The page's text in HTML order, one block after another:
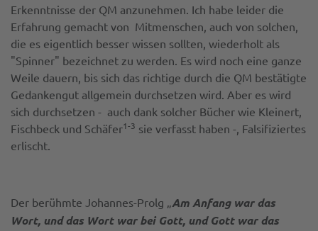
Erkenntnisse der QM anzunehmen. Ich habe leider die
Erfahrung gemacht von Mitmenschen, auch von solchen,
die es eigentlich besser wissen sollten, wiederholt als
"Spinner" bezeichnet zu werden. Es wird noch eine ganze
Weile dauern, bis sich das richtige durch die QM bestätigte
Gedankengut allgemein durchsetzen wird. Aber es wird
sich durchsetzen - auch dank solcher Bücher wie Kleinert,
Fischbeck und Schäfer1-3 sie verfasst haben -, Falsifiziertes
erlischt.
Der berühmte Johannes-Prolg „ Am Anfang war das
Wort, und das Wort war bei Gott, und Gott war das